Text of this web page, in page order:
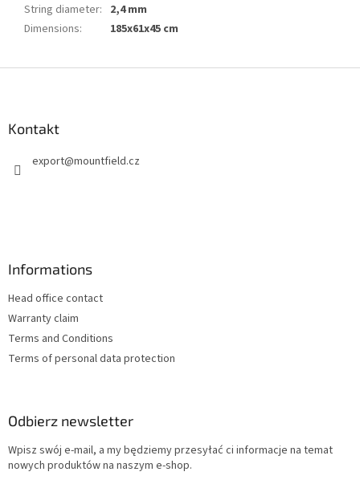
String diameter: 2,4 mm
Dimensions: 185x61x45 cm
Kontakt
export@mountfield.cz
Informations
Head office contact
Warranty claim
Terms and Conditions
Terms of personal data protection
Odbierz newsletter
Wpisz swój e-mail, a my będziemy przesyłać ci informacje na temat
nowych produktów na naszym e-shop.